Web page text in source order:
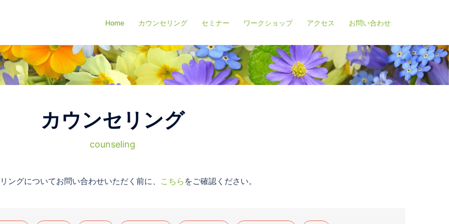
Home カウンセリング セミナー ワークショップ アクセス お問い合わせ
カウンセリング
counseling
ングについてお問い合わせいただく前に、 こちら をご確認ください。